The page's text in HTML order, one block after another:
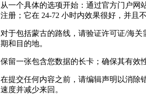
从一个具体的选项开始：通过官方门户网
注册；它在 24-72 小时内效果很好，并且
对于包括蒙古的路线，请验证许可证/海
期和目的地。
保留一张包含您数据的长卡；确保其有效
在提交任何内容之前，请编辑声明以消除
速度并减少来回。